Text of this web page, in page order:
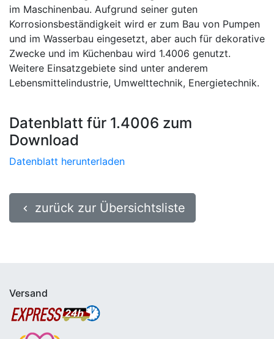
im Maschinenbau. Aufgrund seiner guten
Korrosionsbeständigkeit wird er zum Bau von Pumpen
und im Wasserbau eingesetzt, aber auch für dekorative
Zwecke und im Küchenbau wird 1.4006 genutzt.
Weitere Einsatzgebiete sind unter anderem
Lebensmittelindustrie, Umwelttechnik, Energietechnik.
Datenblatt für 1.4006 zum
Download
Datenblatt herunterladen
keyboard_arrow_left zurück zur Übersichtsliste
Versand